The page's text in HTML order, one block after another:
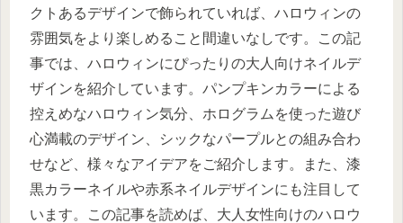
クトあるデザインで飾られていれば、ハロウィンの
雰囲気をより楽しめること間違いなしです。この記
事では、ハロウィンにぴったりの大人向けネイルデ
ザインを紹介しています。パンプキンカラーによる
控えめなハロウィン気分、ホログラムを使った遊び
心満載のデザイン、シックなパープルとの組み合わ
せなど、様々なアイデアをご紹介します。また、漆
黒カラーネイルや赤系ネイルデザインにも注目して
います。この記事を読めば、大人女性向けのハロウ